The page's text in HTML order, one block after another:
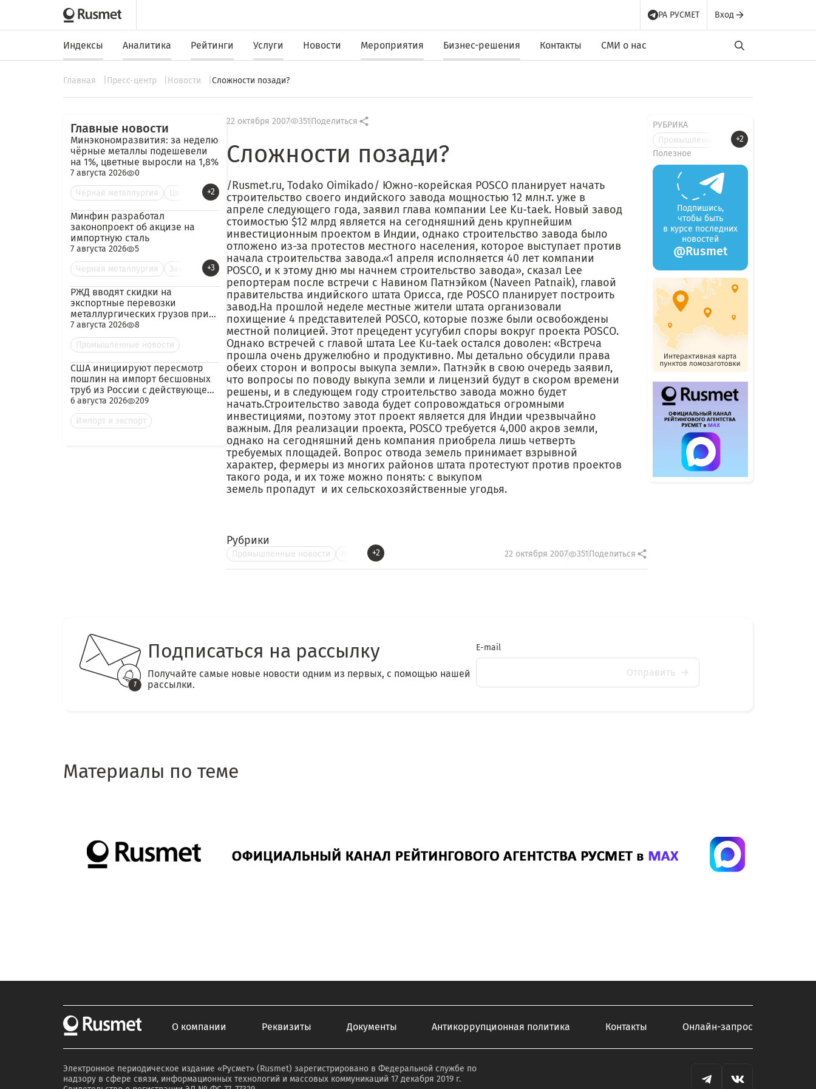
РА РУСМЕТ Вход
Индексы Аналитика Рейтинги Услуги Новости Мероприятия Бизнес-решения Контакты СМИ о нас
Главная Пресс-центр Новости Сложности позади?
Главные новости
Минэкономразвития: за неделю
чёрные металлы подешевели
на 1%, цветные выросли на 1,8%
7 августа 2026
0
Черная металлургия
Цве +2
Минфин разработал
законопроект об акцизе на
импортную сталь
7 августа 2026
5
Черная металлургия
Зак +3
РЖД вводят скидки на
экспортные перевозки
металлургических грузов при
гарантированных объёмах
7 августа 2026
8
Промышленные новости
США инициируют пересмотр
пошлин на импорт бесшовных
труб из России с действующей
ставкой 209,72%
6 августа 2026
209
Импорт и экспорт
22 октября 2007 351Поделиться
Сложности позади?
/Rusmet.ru, Todako Oimikado/ Южно-корейская POSCO планирует начать
строительство своего индийского завода мощностью 12 млн.т. уже в
апреле следующего года, заявил глава компании Lee Ku-taek. Новый завод
стоимостью $12 млрд является на сегодняшний день крупнейшим
инвестиционным проектом в Индии, однако строительство завода было
отложено из-за протестов местного населения, которое выступает против
начала строительства завода.«1 апреля исполняется 40 лет компании
POSCO, и к этому дню мы начнем строительство завода», сказал Lee
репортерам после встречи с Навином Патнэйком (Naveen Patnaik), главой
правительства индийского штата Орисса, где POSCO планирует построить
завод.На прошлой неделе местные жители штата организовали
похищение 4 представителей POSCO, которые позже были освобождены
местной полицией. Этот прецедент усугубил споры вокруг проекта POSCO.
Однако встречей с главой штата Lee Ku-taek остался доволен: «Встреча
прошла очень дружелюбно и продуктивно. Мы детально обсудили права
обеих сторон и вопросы выкупа земли». Патнэйк в свою очередь заявил,
что вопросы по поводу выкупа земли и лицензий будут в скором времени
решены, и в следующем году строительство завода можно будет
начать.Строительство завода будет сопровождаться огромными
инвестициями, поэтому этот проект является для Индии чрезвычайно
важным. Для реализации проекта, POSCO требуется 4,000 акров земли,
однако на сегодняшний день компания приобрела лишь четверть
требуемых площадей. Вопрос отвода земель принимает взрывной
характер, фермеры из многих районов штата протестуют против проектов
такого рода, и их тоже можно понять: с выкупом
земель пропадут и их сельскохозяйственные угодья.
Рубрики
Промышленные новости +2 22 октября 2007 351Поделиться
РУБРИКА
Промышленные новости
+2
Полезное
Подпишись,
чтобы быть
в курсе последних
новостей
@Rusmet
Подписаться на рассылку
Получайте самые новые новости одним из первых, с помощью нашей
рассылки.
E-mail
Отправить
Материалы по теме
О компании Реквизиты Документы Антикоррупционная политика Контакты Онлайн-запрос
Электронное периодическое издание «Русмет» (Rusmet) зарегистрировано в Федеральной службе по
надзору в сфере связи, информационных технологий и массовых коммуникаций 17 декабря 2019 г.